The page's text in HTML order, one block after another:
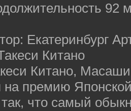
92
Екатеринбург
Китано
Китано,
премию
что самый